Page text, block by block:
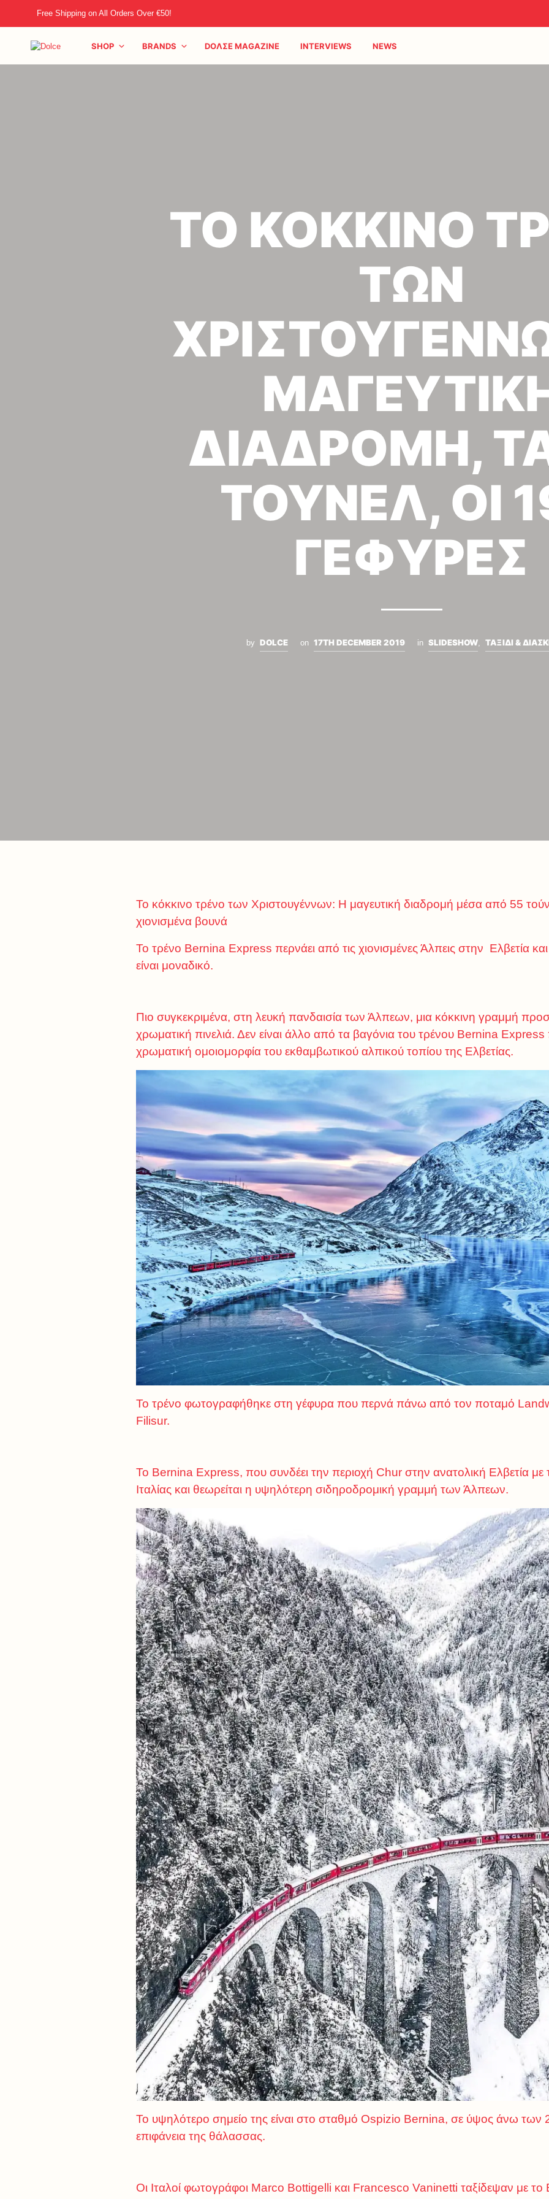
Free Shipping on All Orders Over €50!
SHOP BRANDS DOΛΣE MAGAZINE INTERVIEWS NEWS
ΤΟ ΚΟΚΚΙΝΟ
ΤΩΝ
ΔΙΑΔΡΟΜΗ,
ΤΟΥΝΕΛ, ΟΙ
ΓΕΦΥΡΕΣ
by DOLCE on 17TH DECEMBER 2019 in SLIDESHOW, ΤΑΞΙΔΙ &
Το κόκκινο τρένο των Χριστουγέννων: Η μαγευτική διαδρομή μέσα από 55
χιονισμένα βουνά
Το τρένο Bernina Express περνάει από τις χιονισμένες Άλπεις στην Ελβετία και
είναι μοναδικό.
Πιο συγκεκριμένα, στη λευκή πανδαισία των Άλπεων, μια κόκκινη γραμμή
χρωματική πινελιά. Δεν είναι άλλο από τα βαγόνια του τρένου Bernina
χρωματική ομοιομορφία του εκθαμβωτικού αλπικού τοπίου της Ελβετίας.
Το τρένο φωτογραφήθηκε στη γέφυρα που περνά πάνω από τον ποταμό
Filisur.
Το Bernina Express, που συνδέει την περιοχή Chur στην ανατολική Ελβετία με
Ιταλίας και θεωρείται η υψηλότερη σιδηροδρομική γραμμή των Άλπεων.
Το υψηλότερο σημείο της είναι στο σταθμό Ospizio Bernina, σε ύψος άνω των
επιφάνεια της θάλασσας.
Οι Ιταλοί φωτογράφοι Marco Bottigelli και Francesco Vaninetti ταξίδεψαν με